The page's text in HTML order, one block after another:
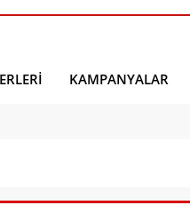
KAMPANYALAR